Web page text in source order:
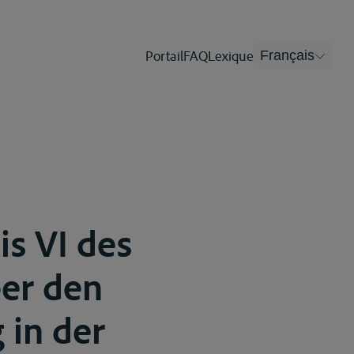
PortailFAQLexique Français
VI des
den
in der